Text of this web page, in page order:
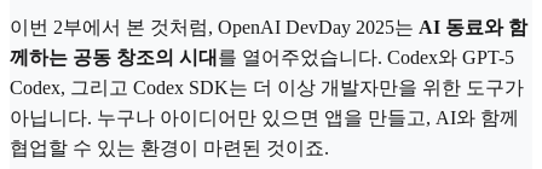
이번 2부에서 본 것처럼, OpenAI DevDay 2025는 AI 동료와 함
께하는 공동 창조의 시대 를 열어주었습니다. Codex와 GPT-5
Codex, 그리고 Codex SDK는 더 이상 개발자만을 위한 도구가
아닙니다. 누구나 아이디어만 있으면 앱을 만들고, AI와 함께
협업할 수 있는 환경이 마련된 것이죠.